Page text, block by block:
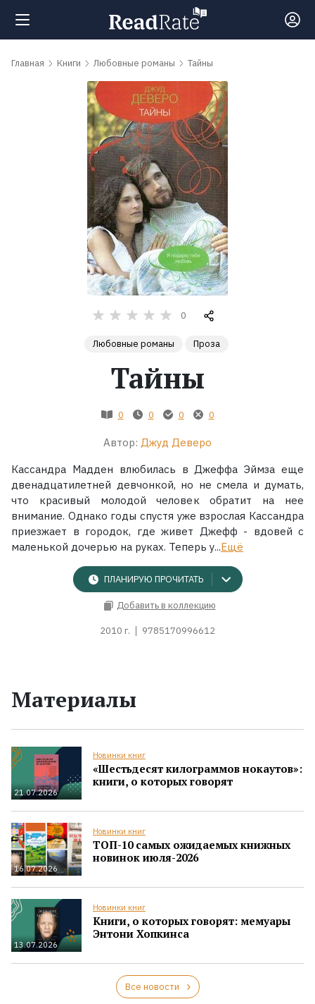
Поиск
обсуждаемые
Экранизации
Коллекции
Главная Книги Любовные романы Тайны
0
Любовные романы Проза
Тайны
0 0 0 0
Автор: Джуд Деверо
Кассандра Мадден влюбилась в Джеффа Эймза еще
двенадцатилетней девчонкой, но не смела и думать,
что красивый молодой человек обратит на нее
внимание. Однако годы спустя уже взрослая Кассандра
приезжает в городок, где живет Джефф - вдовей с
маленькой дочерью на руках. Теперь у...Ещё
ПЛАНИРУЮ ПРОЧИТАТЬ
Добавить в коллекцию
2010 г. 9785170996612
Материалы
21.07.2026
Новинки книг
«Шестьдесят килограммов нокаутов»:
книги, о которых говорят
16.07.2026
Новинки книг
ТОП-10 самых ожидаемых книжных
новинок июля-2026
13.07.2026
Новинки книг
Книги, о которых говорят: мемуары
Энтони Хопкинса
Все новости